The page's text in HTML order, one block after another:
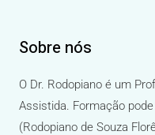
Sobre nós
O Dr. Rodopiano é um
Assistida. Formação
(Rodopiano de Souza